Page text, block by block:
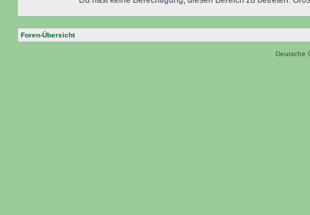
Foren-Übersicht
Deutsche